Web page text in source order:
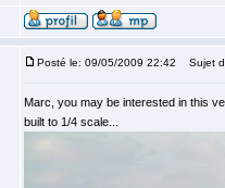
Posté le: 09/05/2009 22:42 Sujet
Marc, you may be interested in this
built to 1/4 scale...